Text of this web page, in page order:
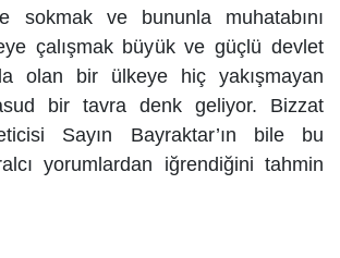
sokmak ve bununla muhatabını
çalışmak büyük ve güçlü devlet
olan bir ülkeye hiç yakışmayan
bir tavra denk geliyor. Bizzat
Sayın Bayraktar’ın bile bu
yorumlardan iğrendiğini tahmin